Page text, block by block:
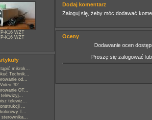
K16 WZT
K16 WZT
mikrok...
Technik...
od...
'92
OT...
telewizyj...
telewiz...
...
T...
sterownika...
Dodaj komentarz
Zaloguj się, żeby móc dodawać
Oceny
Dodawanie ocen
Proszę się zalogować